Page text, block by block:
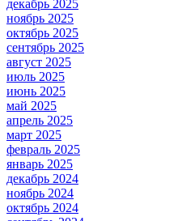
декабрь 2025
ноябрь 2025
октябрь 2025
сентябрь 2025
август 2025
июль 2025
июнь 2025
май 2025
апрель 2025
март 2025
февраль 2025
январь 2025
декабрь 2024
ноябрь 2024
октябрь 2024